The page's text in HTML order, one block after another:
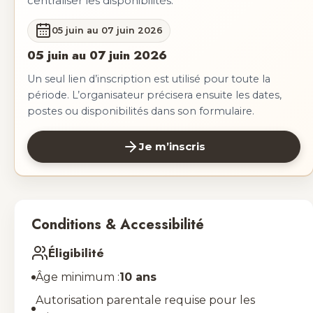
05 juin au 07 juin 2026
05 juin au 07 juin 2026
Un seul lien d’inscription est utilisé pour toute la
période. L’organisateur précisera ensuite les dates,
postes ou disponibilités dans son formulaire.
Je m’inscris
Conditions & Accessibilité
Éligibilité
Âge minimum :10 ans
Autorisation parentale requise pour les